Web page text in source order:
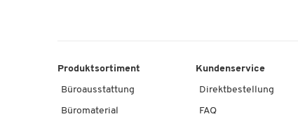
Produktsortiment
Büroausstattung
Büromaterial
Kundenservice
Direktbestellung
FAQ